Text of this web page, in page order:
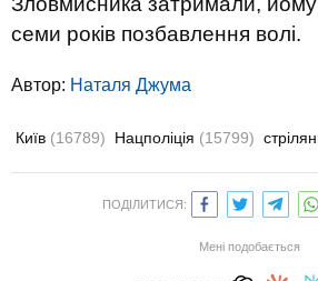
семи років позбавлення волі.
Автор: Наталя Джума
Київ (16789) Нацполіція (15799)
ПОДІЛИТИСЯ:
Мені подобається